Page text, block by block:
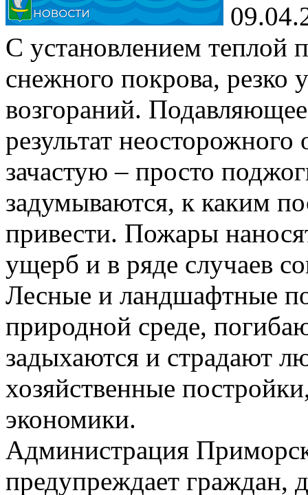
С установлением теплой
снежного покрова, резко
возгораний.
результат
зачастую – просто
задумываются, к каким
привести. Пожары
ущерб и в ряде случаев
Лесные и ландшафтные
природной среде,
задыхаются и страдают
хозяйственные
экономики.
Администрация
предупреждает